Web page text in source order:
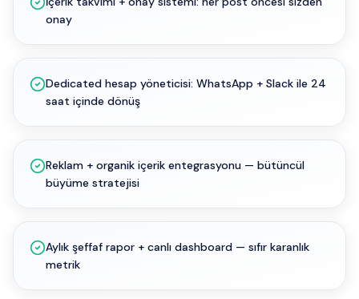
onay
Dedicated hesap yöneticisi: WhatsApp + Slack ile 24
saat içinde dönüş
Reklam + organik içerik entegrasyonu — bütüncül
büyüme stratejisi
Aylık şeffaf rapor + canlı dashboard — sıfır karanlık
metrik